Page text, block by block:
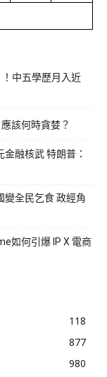
中五學歷月入近
該何時貪婪？
融核武 特朗普：
變全民乞食 政經角
如何引爆 IP X 電商
118
877
980